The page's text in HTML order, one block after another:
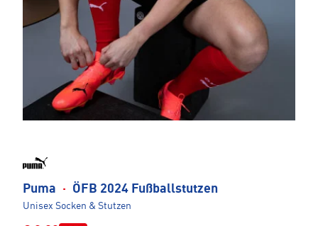
Puma · ÖFB 2024 Fußballstutzen
Unisex Socken & Stutzen